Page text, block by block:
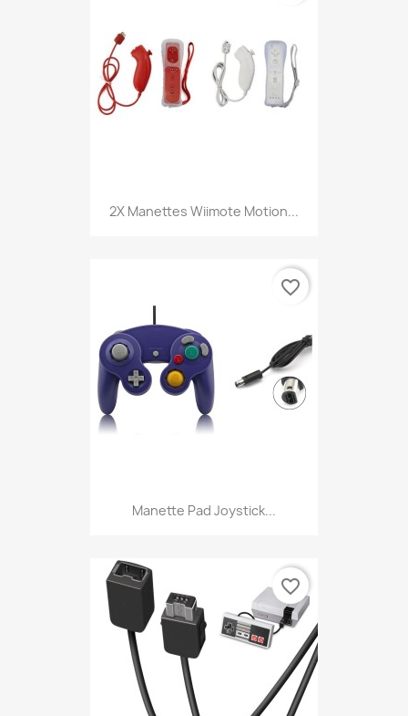
2X Manettes Wiimote Motion...
Manette Pad Joystick...
favorite_border
favorite_border